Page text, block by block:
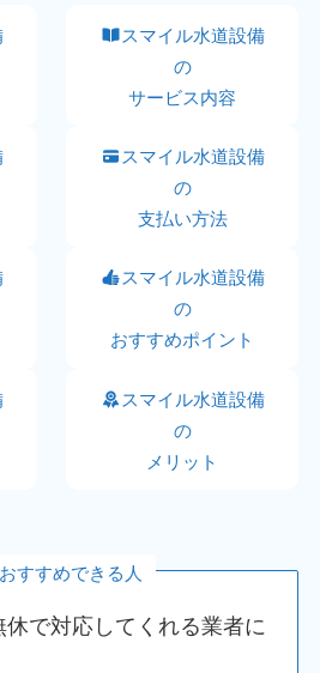
スマイル水道設備
の
サービス内容
スマイル水道設備
の
支払い方法
スマイル水道設備
の
おすすめポイント
スマイル水道設備
の
メリット
すすめできる人
で対応してくれる業者に